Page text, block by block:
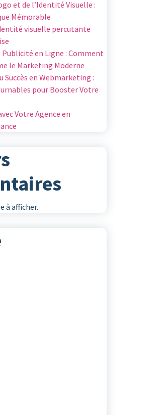
et de l’Identité Visuelle :
Mémorable
visuelle percutante
Publicité en Ligne : Comment
le Marketing Moderne
Succès en Webmarketing :
pour Booster Votre
Votre Agence en
à afficher.